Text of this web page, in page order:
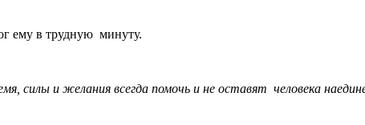
ему в трудную минуту.
и желания всегда помочь и не оставят человека